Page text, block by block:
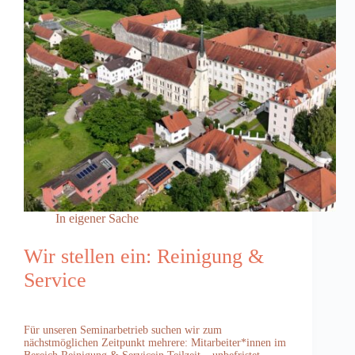
In eigener Sache
Wir stellen ein: Reinigung &
Service
Für unseren Seminarbetrieb suchen wir zum
nächstmöglichen Zeitpunkt mehrere: Mitarbeiter*innen im